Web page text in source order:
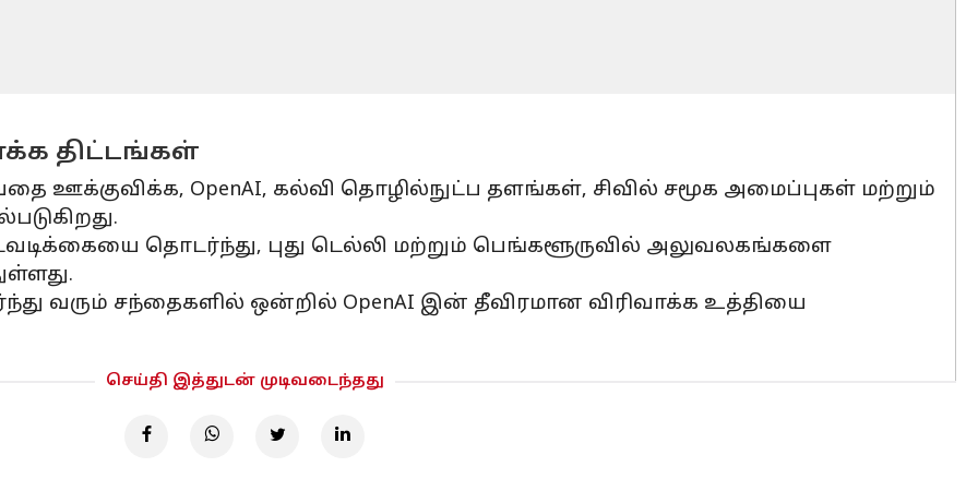
திட்டங்கள்
ஊக்குவிக்க, OpenAI, கல்வி தொழில்நுட்ப தளங்கள், சிவில் சமூக அமைப்புகள் மற்றும்
தொடர்ந்து, புது டெல்லி மற்றும் பெங்களூருவில் அலுவலகங்களை
வரும் சந்தைகளில் ஒன்றில் OpenAI இன் தீவிரமான விரிவாக்க உத்தியை
செய்தி இத்துடன் முடிவடைந்தது